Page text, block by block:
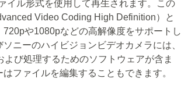
イル形式を使用して再生されます。この
Video Coding High Definition）と
や1080pなどの高解像度をサポートし
ニーのハイビジョンビデオカメラには、
び処理するためのソフトウェアが含ま
ファイルを編集することもできます。